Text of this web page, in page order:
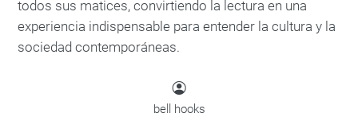
todos sus matices, convirtiendo la lectura en una
experiencia indispensable para entender la cultura y la
sociedad contemporáneas.
bell hooks